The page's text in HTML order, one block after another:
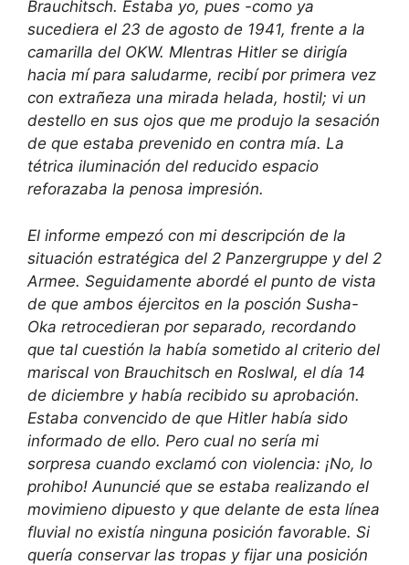
Brauchitsch. Estaba yo, pues -como ya
sucediera el 23 de agosto de 1941, frente a la
camarilla del OKW. MIentras Hitler se dirigía
hacia mí para saludarme, recibí por primera vez
con extrañeza una mirada helada, hostil; vi un
destello en sus ojos que me produjo la sesación
de que estaba prevenido en contra mía. La
tétrica iluminación del reducido espacio
reforazaba la penosa impresión.
El informe empezó con mi descripción de la
situación estratégica del 2 Panzergruppe y del 2
Armee. Seguidamente abordé el punto de vista
de que ambos éjercitos en la posción Susha-
Oka retrocedieran por separado, recordando
que tal cuestión la había sometido al criterio del
mariscal von Brauchitsch en Roslwal, el día 14
de diciembre y había recibido su aprobación.
Estaba convencido de que Hitler había sido
informado de ello. Pero cual no sería mi
sorpresa cuando exclamó con violencia: ¡No, lo
prohibo! Aununcié que se estaba realizando el
movimieno dipuesto y que delante de esta línea
fluvial no existía ninguna posición favorable. Si
quería conservar las tropas y fijar una posición